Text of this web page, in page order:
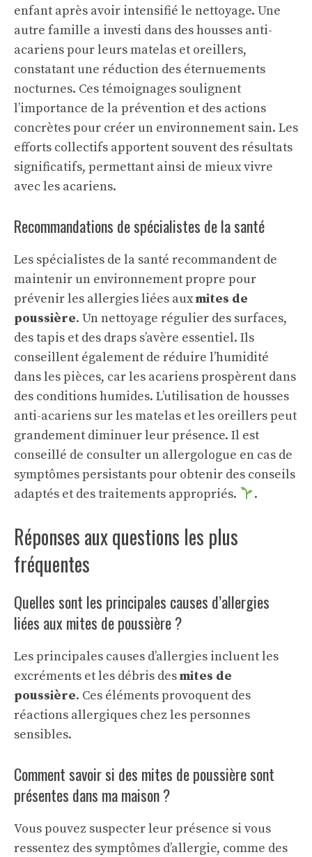
enfant après avoir intensifié le nettoyage. Une
autre famille a investi dans des housses anti-
acariens pour leurs matelas et oreillers,
constatant une réduction des éternuements
nocturnes. Ces témoignages soulignent
l’importance de la prévention et des actions
concrètes pour créer un environnement sain. Les
efforts collectifs apportent souvent des résultats
significatifs, permettant ainsi de mieux vivre
avec les acariens.
Recommandations de spécialistes de la santé
Les spécialistes de la santé recommandent de
maintenir un environnement propre pour
prévenir les allergies liées auxmites de
poussière. Un nettoyage régulier des surfaces,
des tapis et des draps s’avère essentiel. Ils
conseillent également de réduire l’humidité
dans les pièces, car les acariens prospèrent dans
des conditions humides. L’utilisation de housses
anti-acariens sur les matelas et les oreillers peut
grandement diminuer leur présence. Il est
conseillé de consulter un allergologue en cas de
symptômes persistants pour obtenir des conseils
adaptés et des traitements appropriés.
.
Réponses aux questions les plus
fréquentes
Quelles sont les principales causes d’allergies
liées aux mites de poussière ?
Les principales causes d’allergies incluent les
excréments et les débris desmites de
poussière. Ces éléments provoquent des
réactions allergiques chez les personnes
sensibles.
Comment savoir si des mites de poussière sont
présentes dans ma maison ?
Vous pouvez suspecter leur présence si vous
ressentez des symptômes d’allergie, comme des